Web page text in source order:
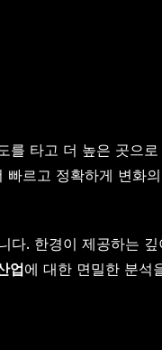
타고 더 높은 곳으
르고 정확하게 변화
다. 한경이 제공하는 깊
업에 대한 면밀한 분석